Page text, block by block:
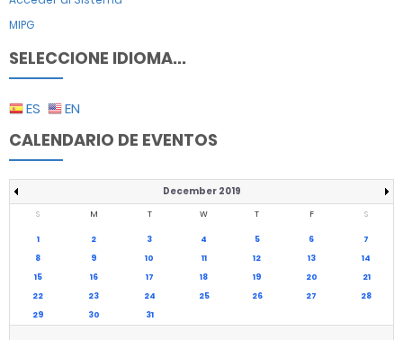
MIPG
SELECCIONE IDIOMA...
ES EN
CALENDARIO DE EVENTOS
December 2019
S M T W T F S
1 2 3 4 5 6
7
8
9 10 11 12 13
14
15
16 17 18 19 20
21
22
23 24 25 26 27
28
29
30 31